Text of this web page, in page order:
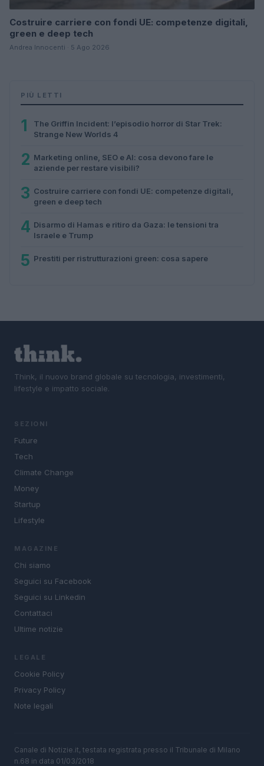
Costruire carriere con fondi UE: competenze digitali,
green e deep tech
Andrea Innocenti · 5 Ago 2026
PIÙ LETTI
1
The Griffin Incident: l’episodio horror di Star Trek:
Strange New Worlds 4
2 Marketing online, SEO e AI: cosa devono fare le
aziende per restare visibili?
3 Costruire carriere con fondi UE: competenze digitali,
green e deep tech
4 Disarmo di Hamas e ritiro da Gaza: le tensioni tra
Israele e Trump
5 Prestiti per ristrutturazioni green: cosa sapere
Think, il nuovo brand globale su tecnologia, investimenti,
lifestyle e impatto sociale.
SEZIONI
Future
Tech
Climate Change
Money
Startup
Lifestyle
MAGAZINE
Chi siamo
Seguici su Facebook
Seguici su Linkedin
Contattaci
Ultime notizie
LEGALE
Cookie Policy
Privacy Policy
Note legali
Canale di Notizie.it, testata registrata presso il Tribunale di Milano
n.68 in data 01/03/2018